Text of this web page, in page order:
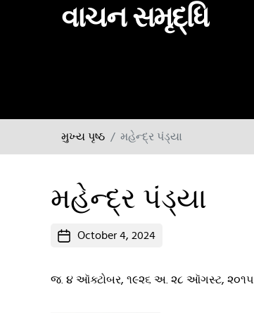
વાચન સમૃદ્ધિ
મુખ્ય પૃષ્ઠ મહેન્દ્ર પંડ્યા
મહેન્દ્ર પંડ્યા
PostOctober 4, 2024
જ. ૪ ઑક્ટોબર, ૧૯૨૬ અ. ૨૮ ઑગસ્ટ, ૨૦૧૫